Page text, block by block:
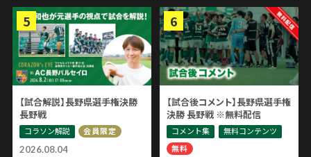
2026.08.04
【試合解説】長野県選手権決勝
長野戦
コラソン解説 会員限定
【試合後コメント】長野県選手権
決勝 長野戦 ※無料配信
コメント集
無料コンテンツ
無料